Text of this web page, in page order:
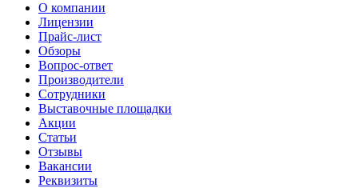
О компании
Лицензии
Прайс-лист
Обзоры
Вопрос-ответ
Производители
Сотрудники
Выставочные площадки
Акции
Статьи
Отзывы
Вакансии
Реквизиты